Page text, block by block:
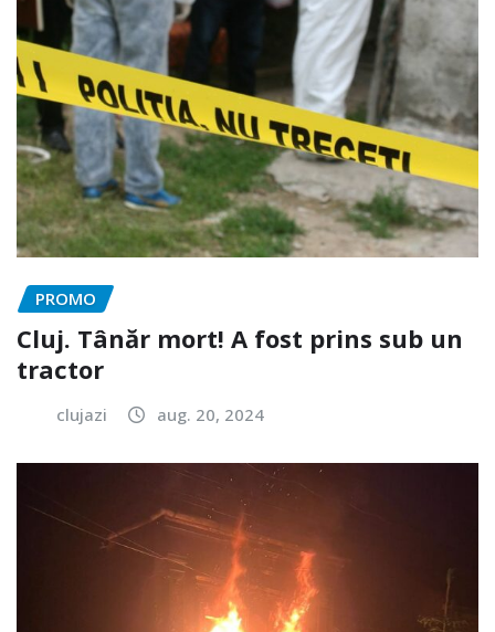
PROMO
Cluj. Tânăr mort! A fost prins sub un
tractor
clujazi aug. 20, 2024